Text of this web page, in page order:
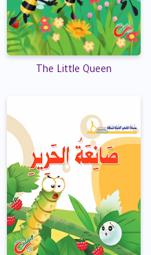
The Little Queen